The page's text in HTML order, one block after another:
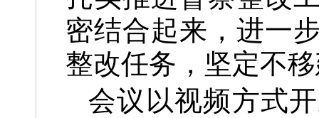
密结合起来，进一
整改任务，坚定不
会议以视频方式